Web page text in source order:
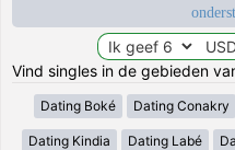
Vind singles in de gebieden
Dating Boké Dating Conakry
Dating Kindia Dating Labé